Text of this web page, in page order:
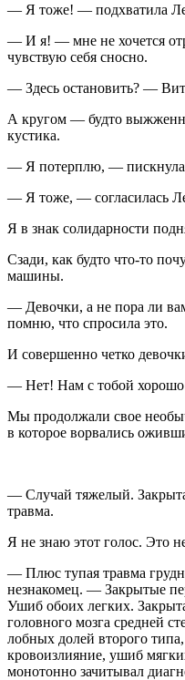
— Я тоже! — подхватила
— И я! — мне не хочется
чувствую себя сносно.
— Здесь остановить? —
А кругом — будто
кустика.
— Я потерплю, —
— Я тоже, — согласилась
Я в знак солидарности
Сзади, как будто что-то
машины.
— Девочки, а не пора ли
помню, что спросила это.
И совершенно четко
— Нет! Нам с тобой
Мы продолжали свое
в которое ворвались
— Случай тяжелый.
травма.
Я не знаю этот голос. Это
— Плюс тупая травма
незнакомец. — Закрытые
Ушиб обоих легких.
головного мозга средней
лобных долей второго
кровоизлияние, ушиб
монотонно зачитывал